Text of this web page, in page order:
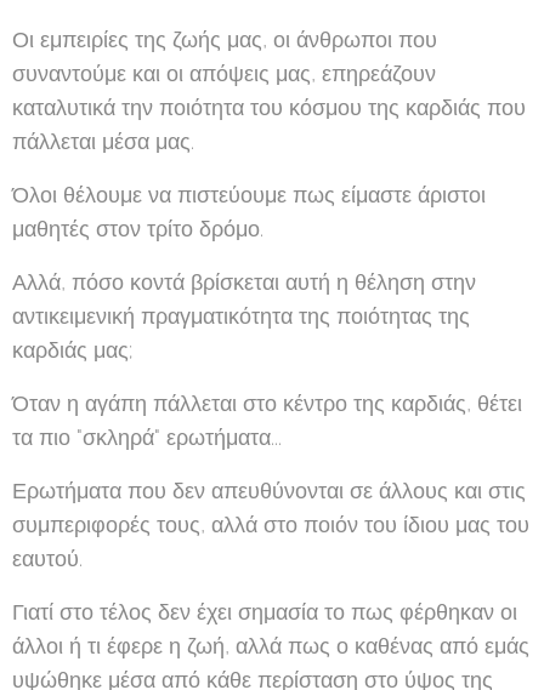
Οι εμπειρίες της ζωής μας, οι άνθρωποι που
συναντούμε και οι απόψεις μας, επηρεάζουν
καταλυτικά την ποιότητα του κόσμου της καρδιάς που
πάλλεται μέσα μας.
Όλοι θέλουμε να πιστεύουμε πως είμαστε άριστοι
μαθητές στον τρίτο δρόμο.
Αλλά, πόσο κοντά βρίσκεται αυτή η θέληση στην
αντικειμενική πραγματικότητα της ποιότητας της
καρδιάς μας;
Όταν η αγάπη πάλλεται στο κέντρο της καρδιάς, θέτει
τα πιο "σκληρά" ερωτήματα...
Ερωτήματα που δεν απευθύνονται σε άλλους και στις
συμπεριφορές τους, αλλά στο ποιόν του ίδιου μας του
εαυτού.
Γιατί στο τέλος δεν έχει σημασία το πως φέρθηκαν οι
άλλοι ή τι έφερε η ζωή, αλλά πως ο καθένας από εμάς
υψώθηκε μέσα από κάθε περίσταση στο ύψος της